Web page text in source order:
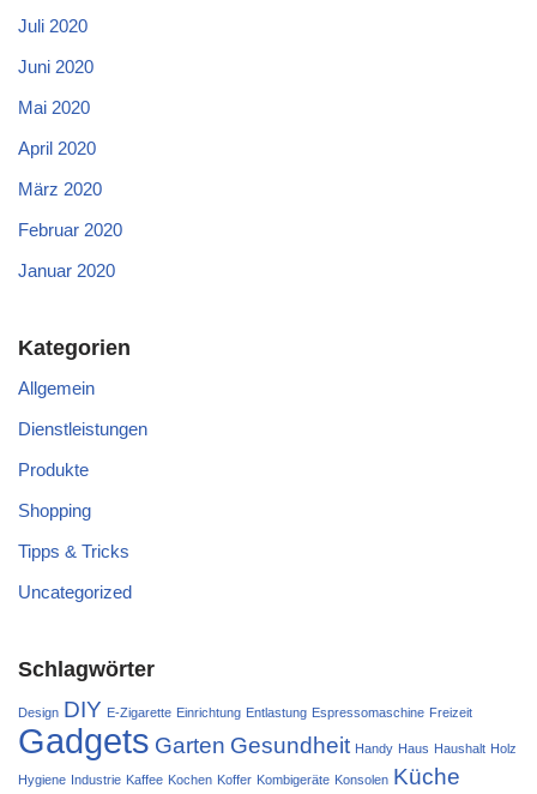
Juli 2020
Juni 2020
Mai 2020
April 2020
März 2020
Februar 2020
Januar 2020
Kategorien
Allgemein
Dienstleistungen
Produkte
Shopping
Tipps & Tricks
Uncategorized
Schlagwörter
Design DIY E-Zigarette Einrichtung Entlastung Espressomaschine Freizeit
Gadgets Garten Gesundheit Handy Haus Haushalt Holz
Hygiene Industrie Kaffee Kochen Koffer Kombigeräte Konsolen Küche